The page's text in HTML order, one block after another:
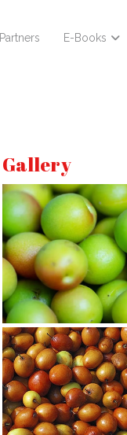
Partners E-Books
Gallery